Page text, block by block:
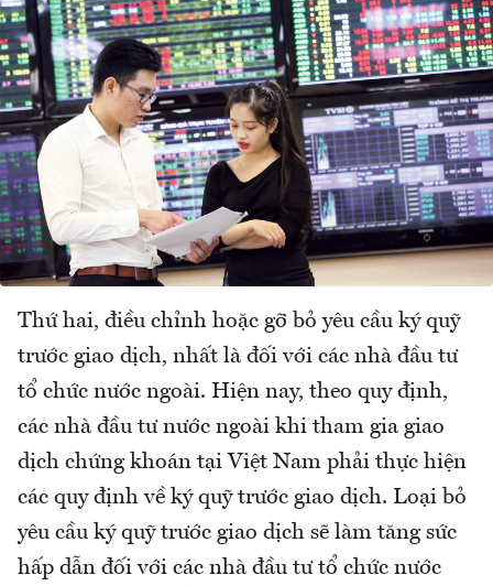
Thứ hai, điều chỉnh hoặc gỡ bỏ yêu cầu ký quỹ
trước giao dịch, nhất là đối với các nhà đầu tư
tổ chức nước ngoài. Hiện nay, theo quy định,
các nhà đầu tư nước ngoài khi tham gia giao
dịch chứng khoán tại Việt Nam phải thực hiện
các quy định về ký quỹ trước giao dịch. Loại bỏ
yêu cầu ký quỹ trước giao dịch sẽ làm tăng sức
hấp dẫn đối với các nhà đầu tư tổ chức nước